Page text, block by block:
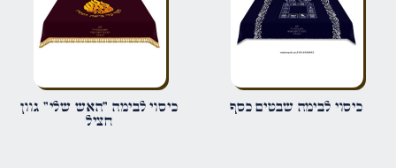
שמור בדפדפן זה את השם, האימייל והאתר שלי לפעם הבאה שאגיב.
כיסוי לבימה שבטים כסף
כיסוי לבימה "האש שלי" גוון
חציל